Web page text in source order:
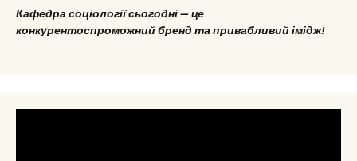
Кафедра соціології сьогодні — це
конкурентоспроможний бренд та привабливий імідж!